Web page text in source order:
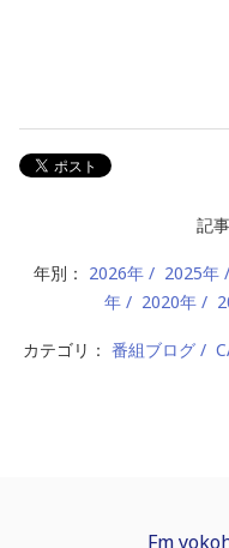
記
年別： 2026年 2025年
年
2020年
カテゴリ： 番組ブログ
Fm